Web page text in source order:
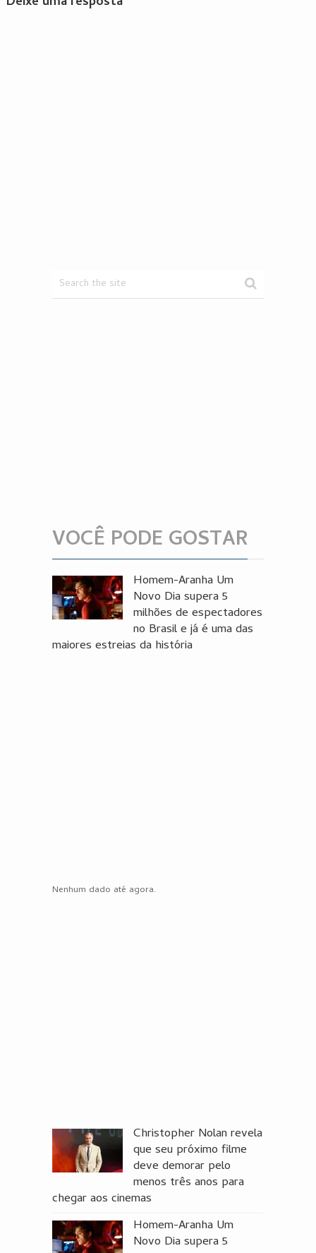
VOCÊ PODE GOSTAR
Homem-Aranha Um
Novo Dia supera 5
milhões de espectadores
no Brasil e já é uma das
maiores estreias da história
Nenhum dado até agora.
Christopher Nolan revela
que seu próximo filme
deve demorar pelo
menos três anos para
chegar aos cinemas
Homem-Aranha Um
Novo Dia supera 5